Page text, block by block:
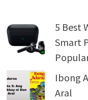
5 Best
Smart
Ibong
Aral